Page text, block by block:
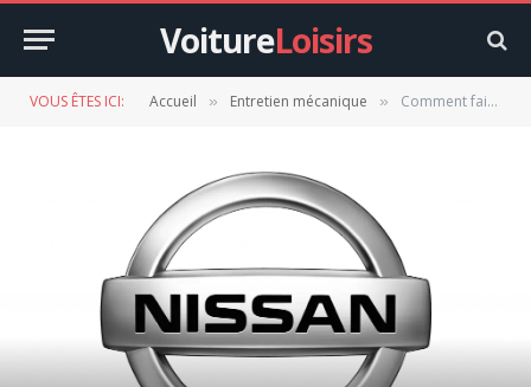
VoitureLoisirs
VOUS ÊTES ICI: Accueil » Entretien mécanique » Comment faire si le voyant tableau de bord se met en route sur Nissan Juke ?